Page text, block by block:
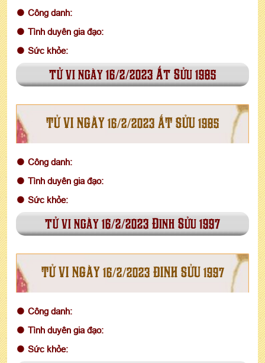
Công danh:
Tình duyên gia đạo:
Sức khỏe:
tử vi ngày 16/2/2023 Ất Sửu 1985
TỬ VI NGÀY 16/2/2023 ẤT SỬU 1985
Công danh:
Tình duyên gia đạo:
Sức khỏe:
tử vi ngày 16/2/2023 Đinh Sửu 1997
TỬ VI NGÀY 16/2/2023 ĐINH SỬU 1997
Công danh:
Tình duyên gia đạo:
Sức khỏe: